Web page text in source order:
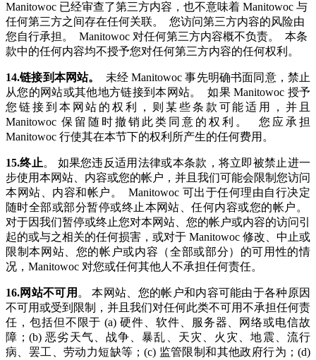
Manitowoc 已经审查了第三方内容，也不意味着 Manitowoc 与
任何第三方之间存在任何关联。 您访问第三方内容的风险由
您自行承担。 Manitowoc 对任何第三方内容概不负责。 本条
款中的任何内容均不授予您对任何第三方内容的任何权利。
14.链接到本网站。 未经 Manitowoc 事先明确书面同意，禁止
从您的网站或其他地方链接到本网站。 如果 Manitowoc 授予
您链接到本网站的权利，则某些条款可能适用，并且
Manitowoc 保留随时撤销此类同意的权利。 您应承担
Manitowoc 行使其在本节下的权利所产生的任何费用。
15.终止。 如果您违反适用法律或本条款，将立即被禁止进一
步使用本网站、内容或您的帐户，并且我们可能会限制您访问
本网站、内容和帐户。 Manitowoc 可出于任何理由自行决定
随时全部或部分暂停或终止本网站、任何内容或您的帐户。
对于因我们暂停或终止您对本网站、您的帐户或内容的访问引
起的或与之相关的任何损害，或对于 Manitowoc 修改、中止或
限制本网站、您的帐户或内容（全部或部分）的可用性的情
况，Manitowoc 对您或任何其他人不承担任何责任。
16.网站不可用 。 本网站、您的帐户和内容可能由于各种原因
不可用或受到限制，并且我们对任何此类不可用不承担任何责
任，包括但不限于 (a) 硬件、软件、服务器、网络或电信故
障；(b) 恶劣天气、战争、暴乱、天灾、火灾、地震、流行
病、罢工、劳动力短缺等；(c) 监管限制和其他政府行为；(d)